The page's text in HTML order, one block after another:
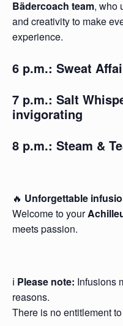
Bädercoach team, who
and creativity to make
experience.
6 p.m.: Sweat
7 p.m.: Salt
invigorating
8 p.m.: Steam &
🔥 Unforgettable
Welcome to your
meets passion.
ℹ️ Please note: Infusions
reasons.
There is no entitlement